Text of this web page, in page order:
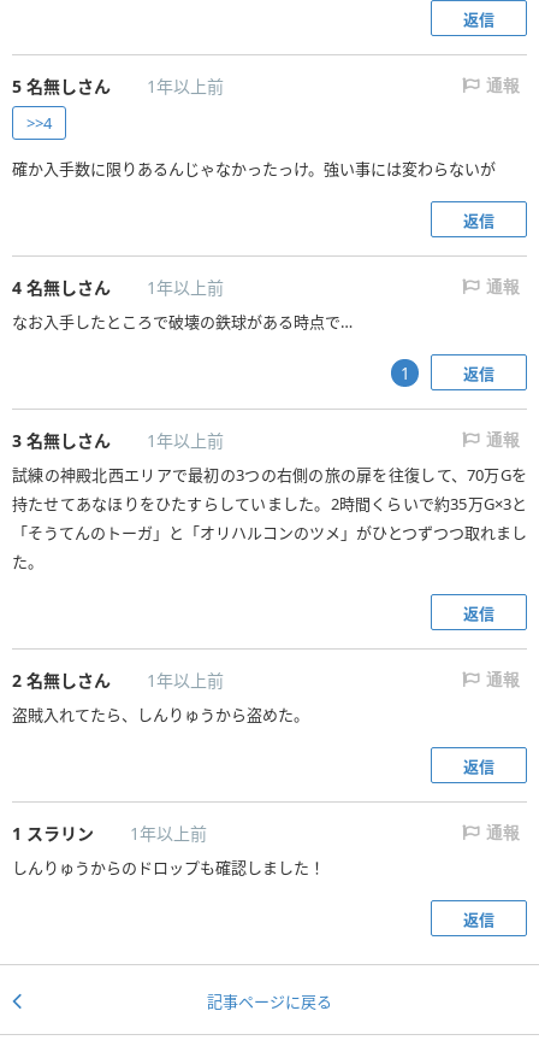
返信
5 名無しさん 1年以上前 通報
>>4
確か入手数に限りあるんじゃなかったっけ。強い事には変わらないが
返信
4 名無しさん 1年以上前 通報
なお入手したところで破壊の鉄球がある時点で…
返信
1
3 名無しさん 1年以上前 通報
試練の神殿北西エリアで最初の3つの右側の旅の扉を往復して、70万Gを
持たせてあなほりをひたすらしていました。2時間くらいで約35万G×3と
「そうてんのトーガ」と「オリハルコンのツメ」がひとつずつつ取れまし
た。
返信
2 名無しさん 1年以上前 通報
盗賊入れてたら、しんりゅうから盗めた。
返信
1 スラリン 1年以上前 通報
しんりゅうからのドロップも確認しました！
返信
記事ページに戻る